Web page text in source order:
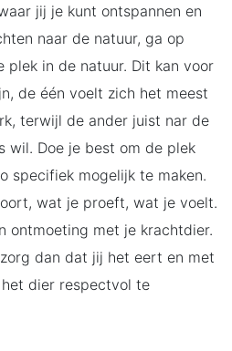
jij je kunt ontspannen en
naar de natuur, ga op
plek in de natuur. Dit kan voor
de één voelt zich het meest
terwijl de ander juist nar de
wil. Doe je best om de plek
specifiek mogelijk te maken.
wat je proeft, wat je voelt.
ontmoeting met je krachtdier.
dan dat jij het eert en met
dier respectvol te